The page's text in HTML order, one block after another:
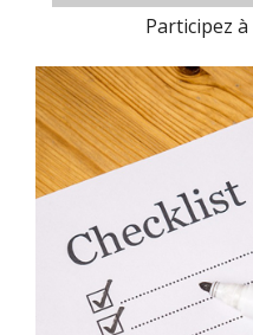
Participez